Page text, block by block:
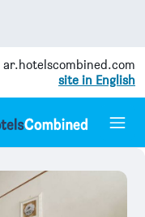
ar.hotelscombined.com
site in English